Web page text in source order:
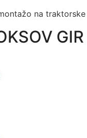
na
GIR